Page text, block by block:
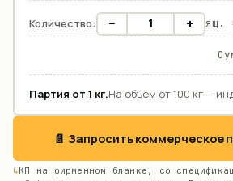
Количество: − + ящ.
Партия от 1 кг.На объём от 100 кг —
📄 Запросить коммерческое
КП на фирменном бланке, со